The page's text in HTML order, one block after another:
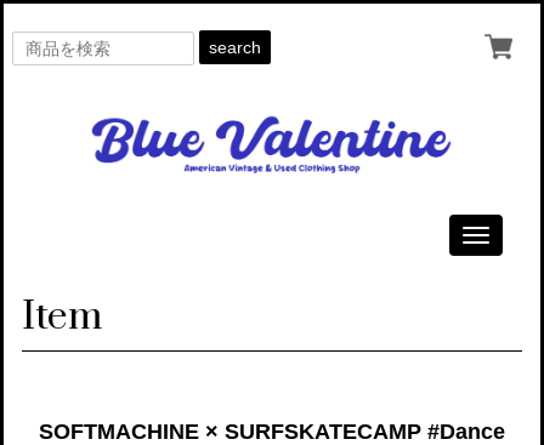
search
Toggle
Item
SOFTMACHINE × SURFSKATECAMP #Dance